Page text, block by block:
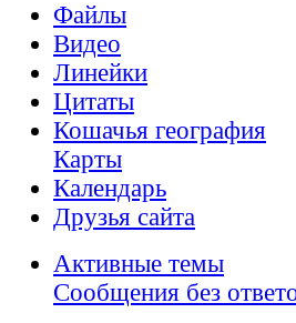
Файлы
Видео
Линейки
Цитаты
Кошачья география
Карты
Календарь
Друзья сайта
Активные темы
Сообщения без